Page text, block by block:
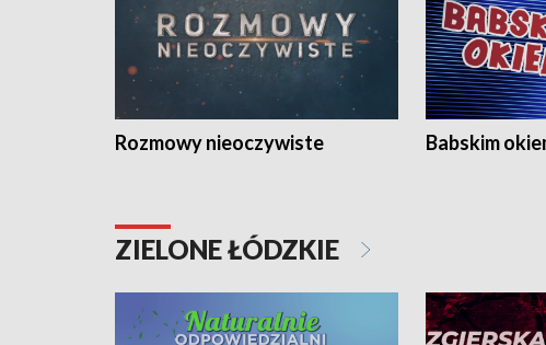
Rozmowy nieoczywiste Babskim
ZIELONE ŁÓDZKIE